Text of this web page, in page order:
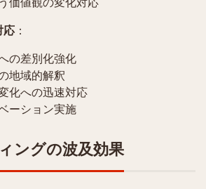
応 ：
の差別化強化
地域的解釈
化への迅速対応
ーション実施
ングの波及効果